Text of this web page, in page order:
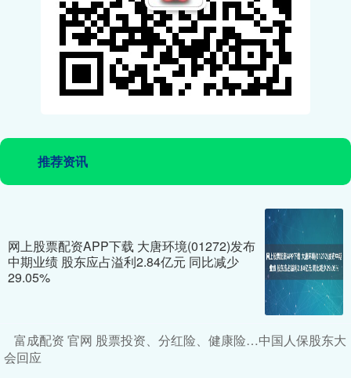
推荐资讯
网上股票配资APP下载 大唐环境(01272)发布
中期业绩 股东应占溢利2.84亿元 同比减少
29.05%
富成配资 官网 股票投资、分红险、健康险…中国人保股东大
会回应